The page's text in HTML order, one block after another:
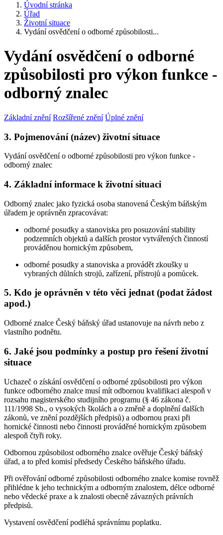
Úvodní stránka
Úřad
Životní situace
Vydání osvědčení o odborné způsobilosti...
Vydání osvědčení o odborné
způsobilosti pro výkon funkce -
odborný znalec
Základní znění Rozšířené znění Úplné znění
3. Pojmenování (název) životní situace
Vydání osvědčení o odborné způsobilosti pro výkon funkce -
odborný znalec
4. Základní informace k životní situaci
Odborný znalec jako fyzická osoba stanovená Českým báňským
úřadem je oprávněn zpracovávat:
odborné posudky a stanoviska pro posuzování stability
podzemních objektů a dalších prostor vytvářených činností
prováděnou hornickým způsobem,
odborné posudky a stanoviska a provádět zkoušky u
vybraných důlních strojů, zařízení, přístrojů a pomůcek.
5. Kdo je oprávněn v této věci jednat (podat žádost
apod.)
Odborné znalce Český báňský úřad ustanovuje na návrh nebo z
vlastního podnětu.
6. Jaké jsou podmínky a postup pro řešení životní
situace
Uchazeč o získání osvědčení o odborné způsobilosti pro výkon
funkce odborného znalce musí mít odbornou kvalifikaci alespoň v
rozsahu magisterského studijního programu (§ 46 zákona č.
111/1998 Sb., o vysokých školách a o změně a doplnění dalších
zákonů, ve znění pozdějších předpisů) a odbornou praxi při
hornické činnosti nebo činnosti prováděné hornickým způsobem
alespoň čtyři roky.
Odbornou způsobilost odborného znalce ověřuje Český báňský
úřad, a to před komisí předsedy Českého báňského úřadu.
Při ověřování odborné způsobilosti odborného znalce komise rovněž
přihlédne k jeho technickým a odborným znalostem, délce odborné
nebo vědecké praxe a k znalosti obecně závazných právních
předpisů.
Vystavení osvědčení podléhá správnímu poplatku.